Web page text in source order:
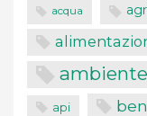
acqua
ambiente
api